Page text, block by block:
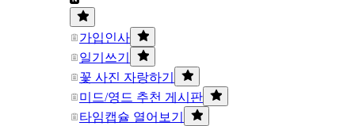
가입인사
일기쓰기
꽃 사진 자랑하기
미드/영드 추천 게시판
타임캡슐 열어보기